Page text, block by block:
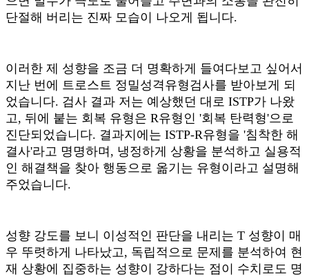
단절해 버리는 진짜 모습이 나오게 됩니다.
이러한 제 성향을 조금 더 명확하게 들여다보고 싶어서
지난 번에 트로스트 정밀성격유형검사를 받아보게 되
었습니다. 검사 결과 저는 예상했던 대로 ISTP가 나왔
고, 뒤에 붙는 회복 유형은 R유형인 '회복 탄력형'으로
진단되었습니다. 결과지에는 ISTP-R유형을 '침착한 해
결사'라고 명명하며, 냉정하게 상황을 분석하고 실용적
인 해결책을 찾아 행동으로 옮기는 유형이라고 설명해
주었습니다.
성향 강도를 보니 이성적인 판단을 내리는 T 성향이 매
우 뚜렷하게 나타났고, 독립적으로 문제를 분석하여 현
재 상황에 집중하는 성향이 강하다는 점이 수치로도 명